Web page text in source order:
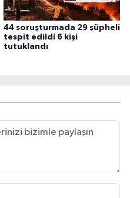
44 soruşturmada 29 şüpheli
tespit edildi 6 kişi
tutuklandı